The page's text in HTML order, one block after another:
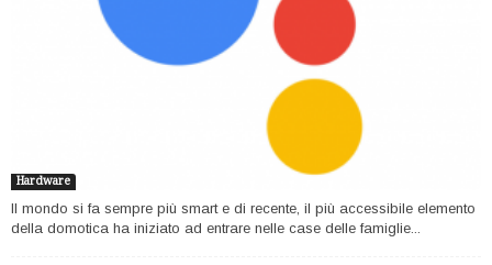
Hardware
Il mondo si fa sempre più smart e di recente, il più accessibile elemento
della domotica ha iniziato ad entrare nelle case delle famiglie...